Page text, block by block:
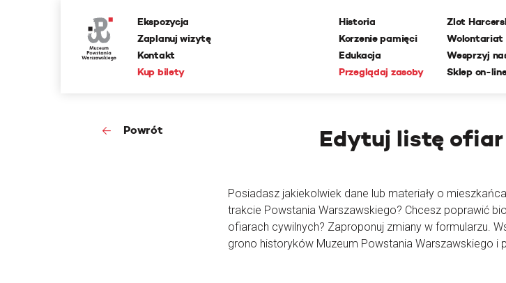
Ekspozycja
Zaplanuj wizytę
Kontakt
Kup bilety
Historia
Korzenie pamięci
Edukacja
Przeglądaj zasoby
Zlot
Wolontariat
Wesprzyj
Sklep on-
Powrót Edytuj listę
Posiadasz jakiekolwiek dane lub materiały o
trakcie Powstania Warszawskiego? Chcesz poprawić
ofiarach cywilnych? Zaproponuj zmiany w formularzu.
grono historyków Muzeum Powstania Warszawskiego i